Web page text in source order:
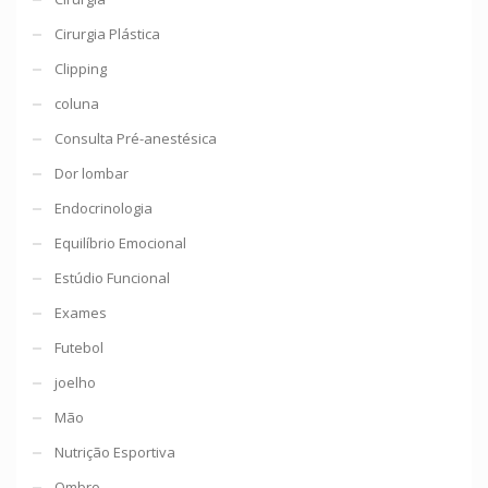
Cirurgia Plástica
Clipping
coluna
Consulta Pré-anestésica
Dor lombar
Endocrinologia
Equilíbrio Emocional
Estúdio Funcional
Exames
Futebol
joelho
Mão
Nutrição Esportiva